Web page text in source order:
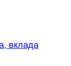
вклада